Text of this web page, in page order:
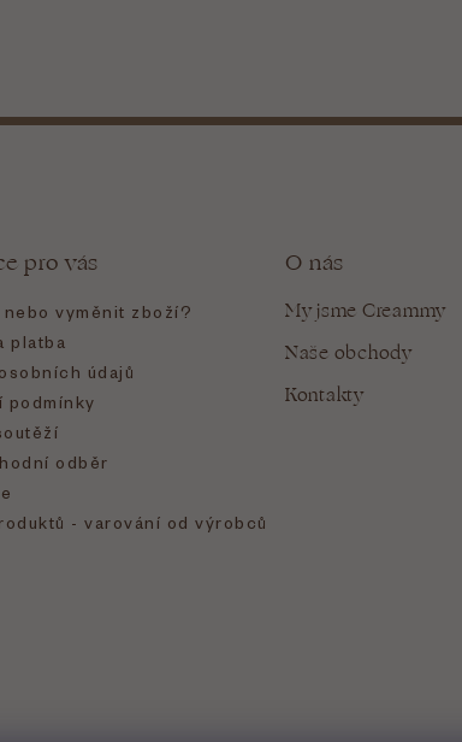
pro vás
vyměnit zboží?
platba
údajů
podmínky
odběr
- varování od výrobců
O nás
My jsme Creammy
Naše obchody
Kontakty